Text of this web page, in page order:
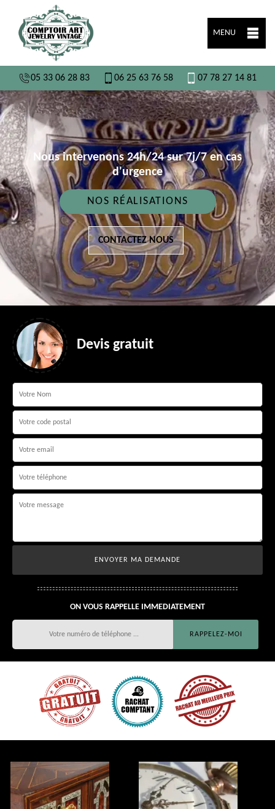
MENU
05 33 06 28 83 06 25 63 76 58 07 78 27 14 81
Nous intervenons 24h/24 sur 7j/7 en cas
d'urgence
NOS RÉALISATIONS
CONTACTEZ NOUS
Devis gratuit
ON VOUS RAPPELLE IMMEDIATEMENT